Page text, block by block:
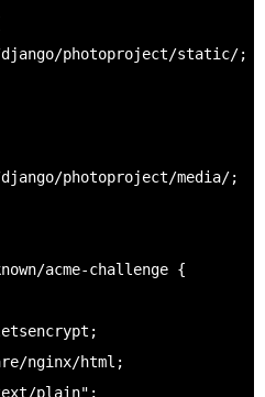
photoproject/static/;
photoproject/media/;
acme-challenge {
nginx/html;
plain";